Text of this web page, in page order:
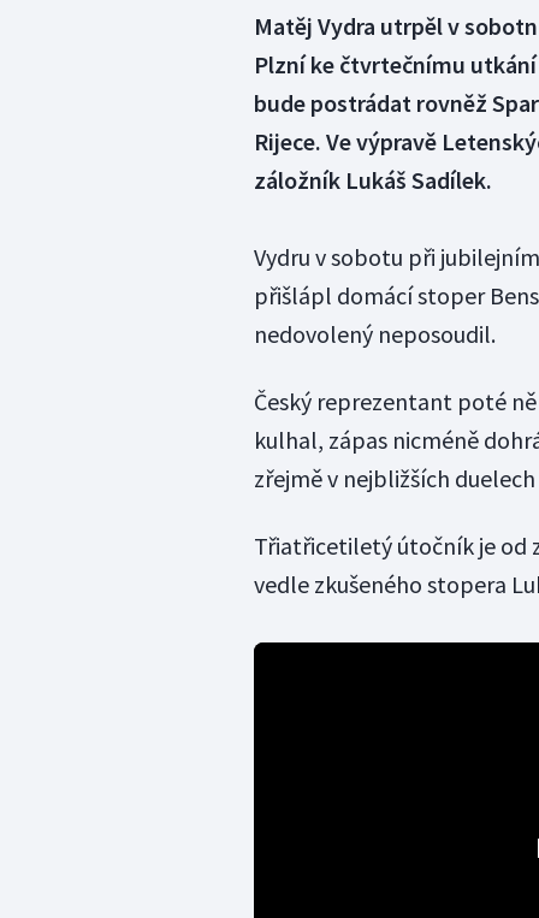
Matěj Vydra utrpěl v
Plzní ke čtvrtečnímu
bude postrádat rovněž
Rijece. Ve výpravě
záložník Lukáš Sadílek.
Vydru v sobotu při
přišlápl domácí stoper
nedovolený neposoudil.
Český reprezentant poté
kulhal, zápas nicméně
zřejmě v nejbližších
Třiatřicetiletý útočník je od
vedle zkušeného stopera